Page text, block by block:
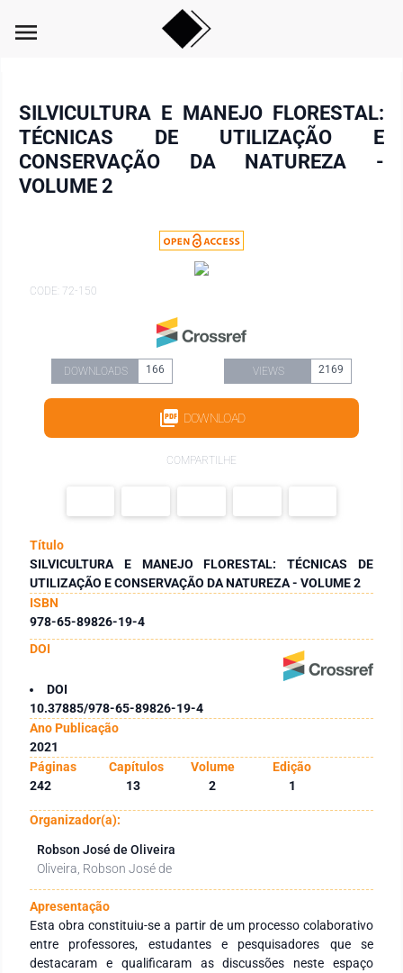
menu
SILVICULTURA E MANEJO FLORESTAL:
TÉCNICAS DE UTILIZAÇÃO E
CONSERVAÇÃO DA NATUREZA -
VOLUME 2
CODE: 72-150
DOWNLOADS 166 VIEWS 2169
DOWNLOAD
COMPARTILHE
Título
SILVICULTURA E MANEJO FLORESTAL: TÉCNICAS DE
UTILIZAÇÃO E CONSERVAÇÃO DA NATUREZA - VOLUME 2
ISBN
978-65-89826-19-4
DOI
DOI
10.37885/978-65-89826-19-4
Ano Publicação
2021
Páginas
Capítulos Volume
Edição
242
13 2 1
Organizador(a):
Robson José de Oliveira
Oliveira, Robson José de
Apresentação
Esta obra constituiu-se a partir de um processo colaborativo
entre professores, estudantes e pesquisadores que se
destacaram e qualificaram as discussões neste espaço